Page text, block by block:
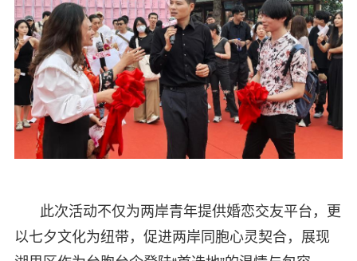
此次活动不仅为两岸青年提供婚恋交友平台，更
以七夕文化为纽带，促进两岸同胞心灵契合，展现